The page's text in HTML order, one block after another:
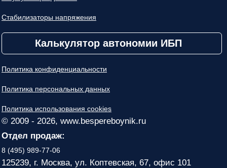
Стабилизаторы напряжения
Калькулятор автономии ИБП
Политика конфиденциальности
Политика персональных данных
Политика использования cookies
© 2009 - 2026, www.bespereboynik.ru
Отдел продаж:
8 (495) 989-77-06
125239, г. Москва, ул. Коптевская, 67, офис 101